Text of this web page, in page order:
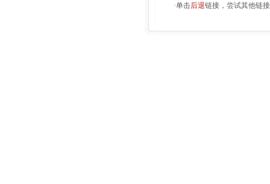
·单击后退链接，尝试其他链